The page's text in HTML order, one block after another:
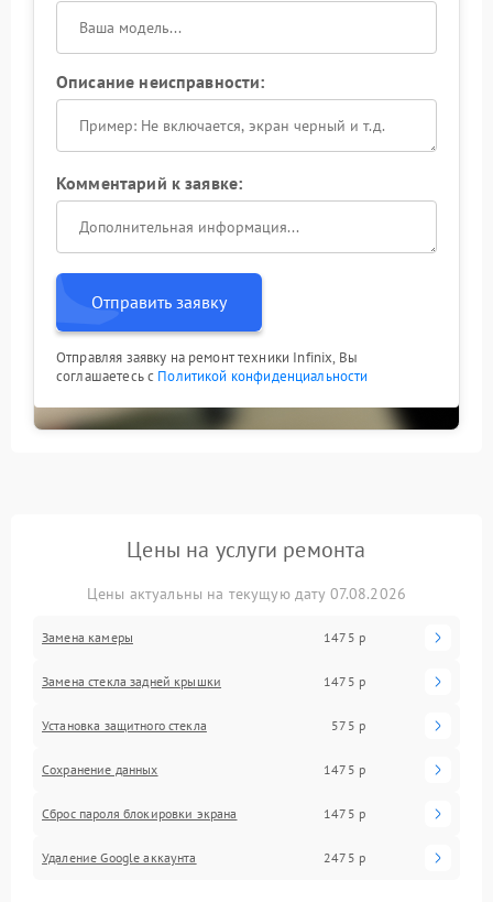
Описание неисправности:
Комментарий к заявке:
Отправить заявку
Отправляя заявку на ремонт техники Infinix, Вы
соглашаетесь с Политикой конфиденциальности
Цены на услуги ремонта
Цены актуальны на текущую дату 07.08.2026
Замена камеры 1475 р
Замена стекла задней крышки 1475 р
Установка защитного стекла 575 р
Сохранение данных 1475 р
Сброс пароля блокировки экрана 1475 р
Удаление Google аккаунта 2475 р